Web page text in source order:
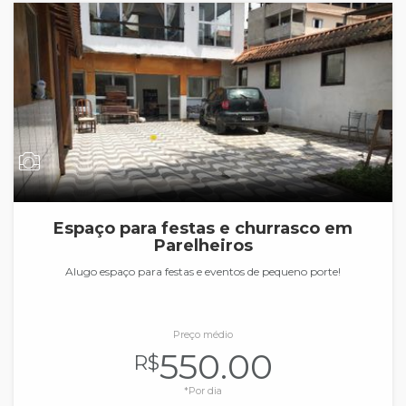
Espaço para festas e churrasco em
Parelheiros
Alugo espaço para festas e eventos de pequeno porte!
Preço médio
R$550.00
*Por dia